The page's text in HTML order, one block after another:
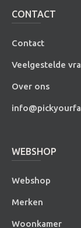
CONTACT
Contact
Veelgestelde
Over ons
WEBSHOP
Webshop
Merken
Woonkamer